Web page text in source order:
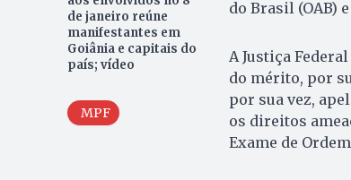
de janeiro reúne
manifestantes em
Goiânia e capitais do
país; vídeo
MPF
do Brasil (OAB)
A Justiça
do mérito, por
por sua vez,
os direitos
Exame de